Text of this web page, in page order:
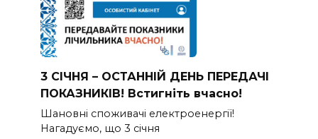
3 СІЧНЯ – ОСТАННІЙ ДЕНЬ ПЕРЕДАЧІ
ПОКАЗНИКІВ! Встигніть вчасно!
Шановні споживачі електроенергії!
Нагадуємо, що 3 січня